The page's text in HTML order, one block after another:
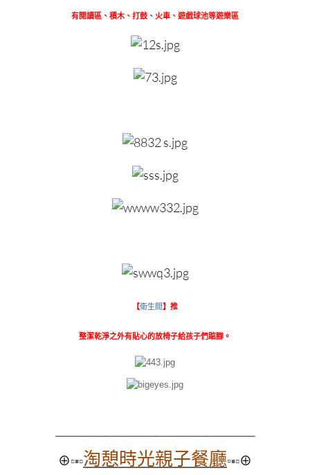
有閱讀區、積木、打鼓、火車、遊戲球池等遊樂區
【衛生間】推
整潔乾淨之外有貼心的放椅子給孩子們踮腳。
⊕▫▪▫淘憩時光親子餐廳▫▪▫⊕